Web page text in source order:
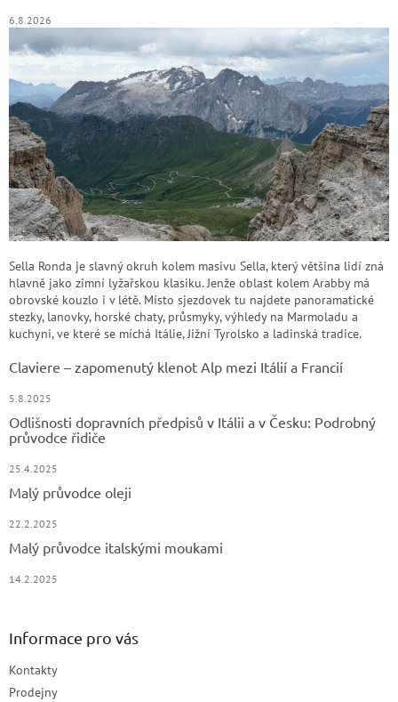
6.8.2026
Sella Ronda je slavný okruh kolem masivu Sella, který většina lidí zná
hlavně jako zimní lyžařskou klasiku. Jenže oblast kolem Arabby má
obrovské kouzlo i v létě. Místo sjezdovek tu najdete panoramatické
stezky, lanovky, horské chaty, průsmyky, výhledy na Marmoladu a
kuchyni, ve které se míchá Itálie, Jižní Tyrolsko a ladinská tradice.
Claviere – zapomenutý klenot Alp mezi Itálií a Francií
5.8.2025
Odlišnosti dopravních předpisů v Itálii a v Česku: Podrobný
průvodce řidiče
25.4.2025
Malý průvodce oleji
22.2.2025
Malý průvodce italskými moukami
14.2.2025
Informace pro vás
Kontakty
Prodejny